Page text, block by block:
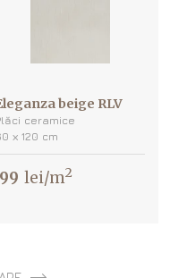
beige RLV
ceramice
х 120 cm
lei/m2